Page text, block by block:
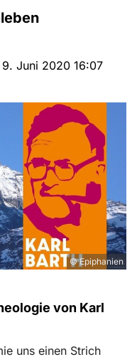
Juni 2020 16:07
© Epiphanien
von Karl
uns einen Strich